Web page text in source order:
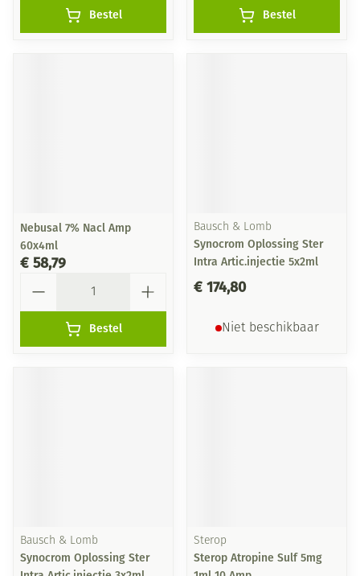
Bestel Bestel
Nebusal 7% Nacl Amp
60x4ml
€ 58,79
Bestel
Bausch & Lomb
Synocrom Oplossing Ster
Intra Artic.injectie 5x2ml
€ 174,80
Niet beschikbaar
Bausch & Lomb
Synocrom Oplossing Ster
Sterop
Sterop Atropine Sulf 5mg